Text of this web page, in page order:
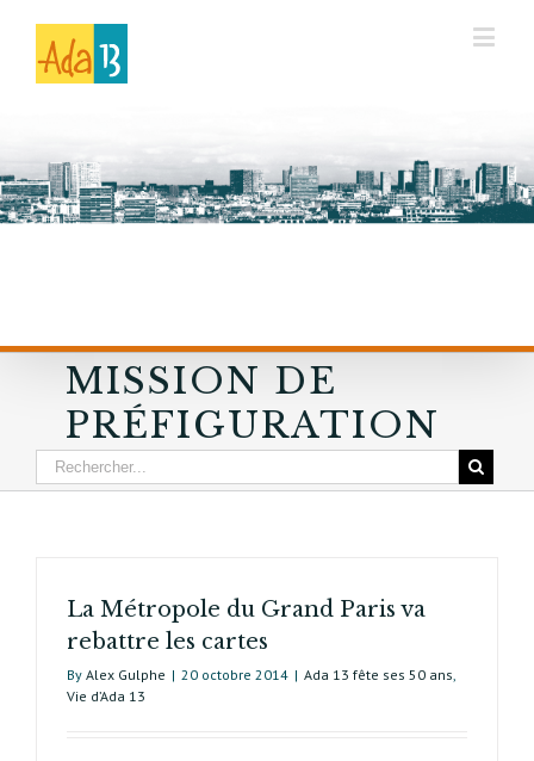
MISSION DE
PRÉFIGURATION
La Métropole du Grand Paris va
rebattre les cartes
By Alex Gulphe | 20 octobre 2014 | Ada 13 fête ses 50 ans,
Vie d’Ada 13